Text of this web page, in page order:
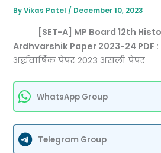
ByVikas Patel/ December 10, 2023
[SET-A] MP Board 12th
Ardhvarshik Paper 2023-24 PDF :
अर्द्धवार्षिक पेपर 2023 असली पेपर
WhatsApp Group
Telegram Group